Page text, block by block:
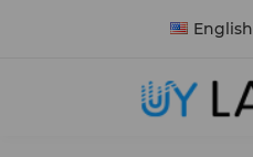
English